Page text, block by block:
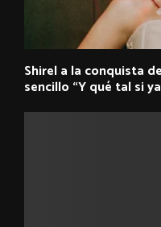
Shirel a la conquista
sencillo “Y qué tal si